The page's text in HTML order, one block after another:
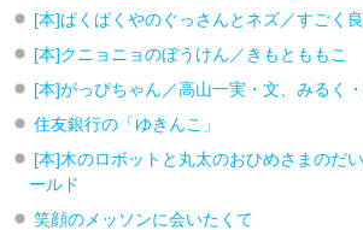
[本]ぱくぱくやのぐっさんとネズ／すごく
[本]クニョニョのぼうけん／きもとももこ
[本]がっぴちゃん／高山一実・文、みるく
住友銀行の「ゆきんこ」
[本]木のロボットと丸太のおひめさまのだ
ールド
笑顔のメッソンに会いたくて